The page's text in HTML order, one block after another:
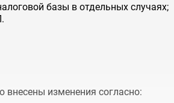
базы в отдельных случаях;
внесены изменения согласно: